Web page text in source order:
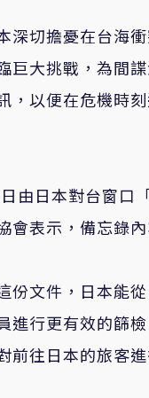
深切擔憂在台海
巨大挑戰，為間
，以便在危機時
由日本對台窗口
表示，備忘錄
份文件，日本能
進行更有效的篩
往日本的旅客